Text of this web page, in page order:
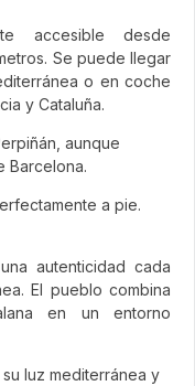
accesible desde
Se puede llegar
o en coche
y Cataluña.
aunque
Barcelona.
a pie.
autenticidad cada
El pueblo combina
en un entorno
luz mediterránea y